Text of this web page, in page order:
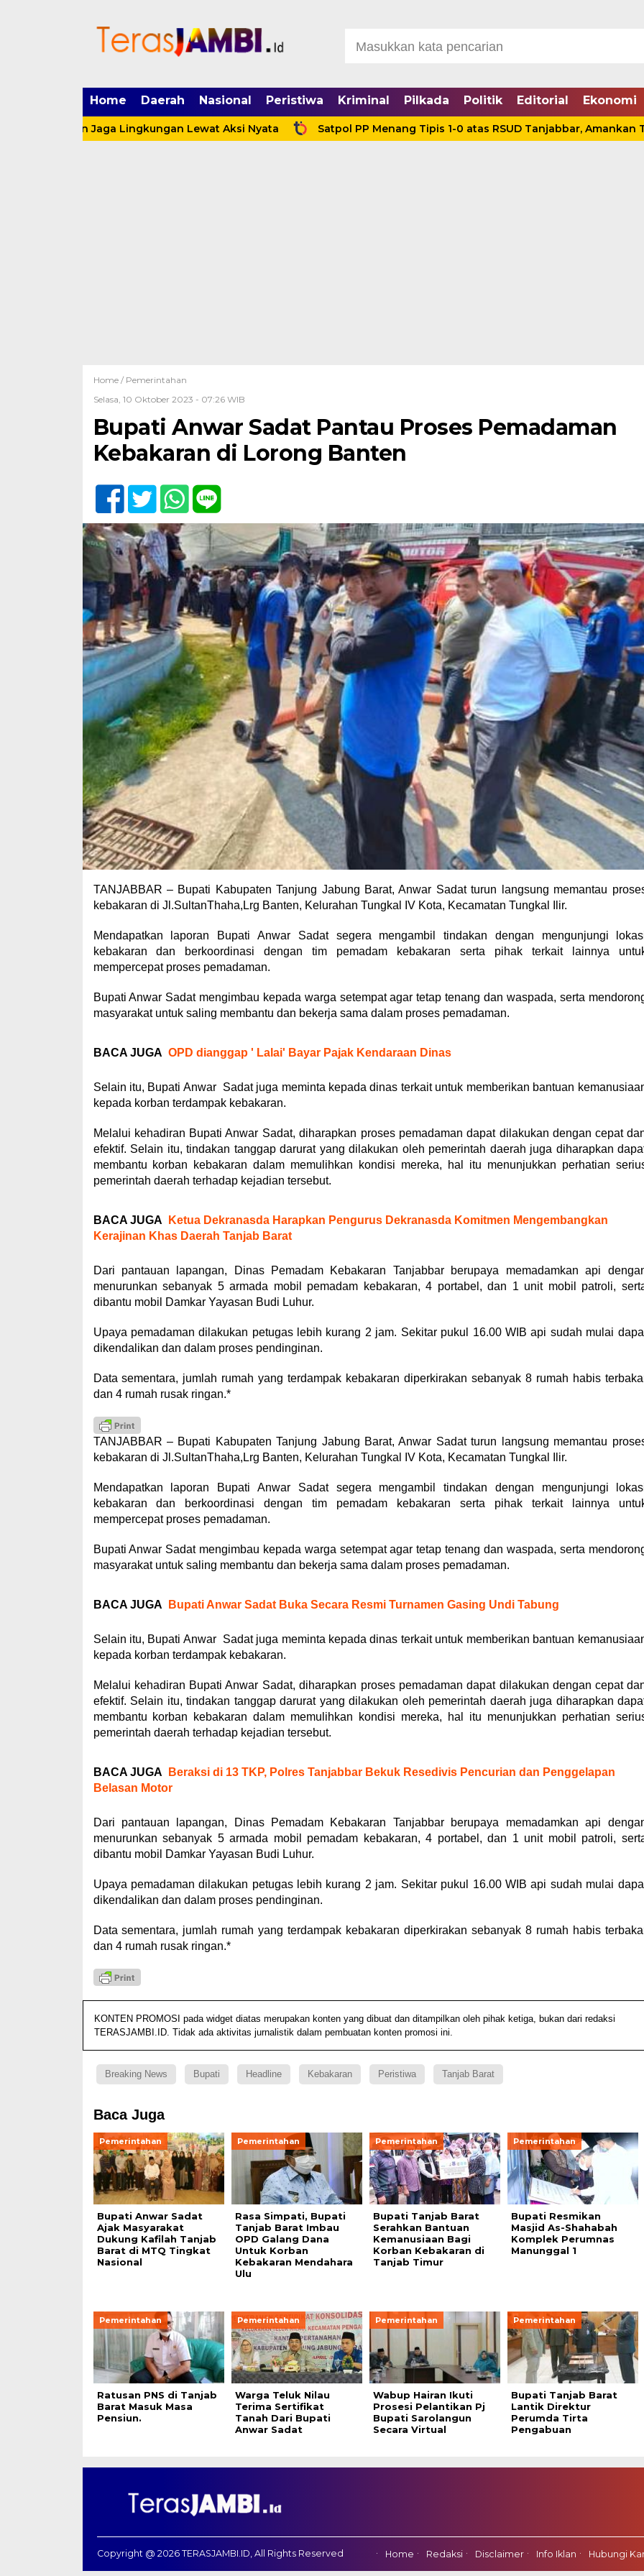
Home Daerah Nasional Peristiwa Kriminal Pilkada Politik Editorial Ekonomi
Jaga Lingkungan Lewat Aksi Nyata Satpol PP Menang Tipis 1-0 atas RSUD Tanjabbar, Amankan Tiga Poin
Home / Pemerintahan
Selasa, 10 Oktober 2023 - 07:26 WIB
Bupati Anwar Sadat Pantau Proses Pemadaman
Kebakaran di Lorong Banten
TANJABBAR – Bupati Kabupaten Tanjung Jabung Barat, Anwar Sadat turun langsung memantau
kebakaran di Jl.SultanThaha,Lrg Banten, Kelurahan Tungkal IV Kota, Kecamatan Tungkal Ilir.
Mendapatkan laporan Bupati Anwar Sadat segera mengambil tindakan dengan mengunjungi
kebakaran dan berkoordinasi dengan tim pemadam kebakaran serta pihak terkait lainnya
mempercepat proses pemadaman.
Bupati Anwar Sadat mengimbau kepada warga setempat agar tetap tenang dan waspada, serta
masyarakat untuk saling membantu dan bekerja sama dalam proses pemadaman.
BACA JUGA OPD dianggap ' Lalai' Bayar Pajak Kendaraan Dinas
Selain itu, Bupati Anwar Sadat juga meminta kepada dinas terkait untuk memberikan bantuan
kepada korban terdampak kebakaran.
Melalui kehadiran Bupati Anwar Sadat, diharapkan proses pemadaman dapat dilakukan dengan cepat
efektif. Selain itu, tindakan tanggap darurat yang dilakukan oleh pemerintah daerah juga diharapkan
membantu korban kebakaran dalam memulihkan kondisi mereka, hal itu menunjukkan perhatian
pemerintah daerah terhadap kejadian tersebut.
BACA JUGA
Ketua Dekranasda Harapkan Pengurus Dekranasda Komitmen Mengembangkan
Kerajinan Khas Daerah Tanjab Barat
Dari pantauan lapangan, Dinas Pemadam Kebakaran Tanjabbar berupaya memadamkan api
menurunkan sebanyak 5 armada mobil pemadam kebakaran, 4 portabel, dan 1 unit mobil patroli,
dibantu mobil Damkar Yayasan Budi Luhur.
Upaya pemadaman dilakukan petugas lebih kurang 2 jam. Sekitar pukul 16.00 WIB api sudah mulai
dikendalikan dan dalam proses pendinginan.
Data sementara, jumlah rumah yang terdampak kebakaran diperkirakan sebanyak 8 rumah habis
dan 4 rumah rusak ringan.*
TANJABBAR – Bupati Kabupaten Tanjung Jabung Barat, Anwar Sadat turun langsung memantau
kebakaran di Jl.SultanThaha,Lrg Banten, Kelurahan Tungkal IV Kota, Kecamatan Tungkal Ilir.
Mendapatkan laporan Bupati Anwar Sadat segera mengambil tindakan dengan mengunjungi
kebakaran dan berkoordinasi dengan tim pemadam kebakaran serta pihak terkait lainnya
mempercepat proses pemadaman.
Bupati Anwar Sadat mengimbau kepada warga setempat agar tetap tenang dan waspada, serta
masyarakat untuk saling membantu dan bekerja sama dalam proses pemadaman.
BACA JUGA Bupati Anwar Sadat Buka Secara Resmi Turnamen Gasing Undi Tabung
Selain itu, Bupati Anwar Sadat juga meminta kepada dinas terkait untuk memberikan bantuan
kepada korban terdampak kebakaran.
Melalui kehadiran Bupati Anwar Sadat, diharapkan proses pemadaman dapat dilakukan dengan cepat
efektif. Selain itu, tindakan tanggap darurat yang dilakukan oleh pemerintah daerah juga diharapkan
membantu korban kebakaran dalam memulihkan kondisi mereka, hal itu menunjukkan perhatian
pemerintah daerah terhadap kejadian tersebut.
BACA JUGA
Beraksi di 13 TKP, Polres Tanjabbar Bekuk Resedivis Pencurian dan Penggelapan
Belasan Motor
Dari pantauan lapangan, Dinas Pemadam Kebakaran Tanjabbar berupaya memadamkan api
menurunkan sebanyak 5 armada mobil pemadam kebakaran, 4 portabel, dan 1 unit mobil patroli,
dibantu mobil Damkar Yayasan Budi Luhur.
Upaya pemadaman dilakukan petugas lebih kurang 2 jam. Sekitar pukul 16.00 WIB api sudah mulai
dikendalikan dan dalam proses pendinginan.
Data sementara, jumlah rumah yang terdampak kebakaran diperkirakan sebanyak 8 rumah habis
dan 4 rumah rusak ringan.*
KONTEN PROMOSI pada widget diatas merupakan konten yang dibuat dan ditampilkan oleh pihak ketiga, bukan dari redaksi
TERASJAMBI.ID. Tidak ada aktivitas jurnalistik dalam pembuatan konten promosi ini.
Breaking News Bupati Headline Kebakaran Peristiwa Tanjab Barat
Baca Juga
Pemerintahan
Bupati Anwar Sadat
Ajak Masyarakat
Dukung Kafilah Tanjab
Barat di MTQ Tingkat
Nasional
Pemerintahan
Rasa Simpati, Bupati
Tanjab Barat Imbau
OPD Galang Dana
Untuk Korban
Kebakaran Mendahara
Ulu
Pemerintahan
Bupati Tanjab Barat
Serahkan Bantuan
Kemanusiaan Bagi
Korban Kebakaran di
Tanjab Timur
Pemerintahan
Bupati Resmikan
Masjid As-Shahabah
Komplek Perumnas
Manunggal 1
Pemerintahan
Ratusan PNS di Tanjab
Barat Masuk Masa
Pensiun.
Pemerintahan
Warga Teluk Nilau
Terima Sertifikat
Tanah Dari Bupati
Anwar Sadat
Pemerintahan
Wabup Hairan Ikuti
Prosesi Pelantikan Pj
Bupati Sarolangun
Secara Virtual
Pemerintahan
Bupati Tanjab Barat
Lantik Direktur
Perumda Tirta
Pengabuan
Copyright @ 2026 TERASJAMBI.ID, All Rights Reserved Home Redaksi Disclaimer Info Iklan Hubungi